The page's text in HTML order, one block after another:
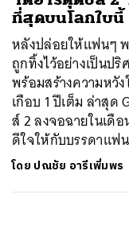
ที่สุดบนโลกใบนี้
หลังปล่อยให้แฟนๆ
ถูกทิ้งไว้อย่างเป็นป
พร้อมสร้างความหวั
เกือบ 1 ปีเต็ม ล่าสุด
ส์ 2 ลงจอฉายในเดื
ดีใจให้กับบรรดาแฟ
โดย ปณชัย อารีเพิ่มพร